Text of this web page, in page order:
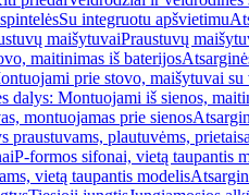
Su integruotu apšvietimu
maišytuvaiPraustuvų
maitinimas iš baterijos
prie stovo, maišytuvai su
dalys: Montuojami iš sienos,
montuojamas prie sienos
praustuvams, plautuvėms,
P-formos sifonai, vietą taupantis
vietą taupantis modelis